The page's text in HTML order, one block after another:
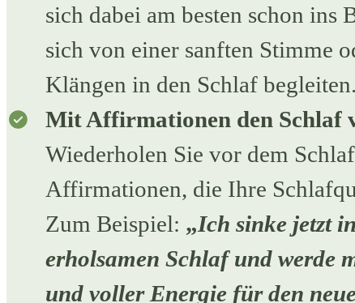
sich dabei am besten schon ins
sich von einer sanften Stimme
Klängen in den Schlaf begleiten.
Mit Affirmationen den Schlaf
Wiederholen Sie vor dem
Affirmationen, die Ihre
Zum Beispiel: „Ich sinke jetzt
erholsamen Schlaf und werde
und voller Energie für den